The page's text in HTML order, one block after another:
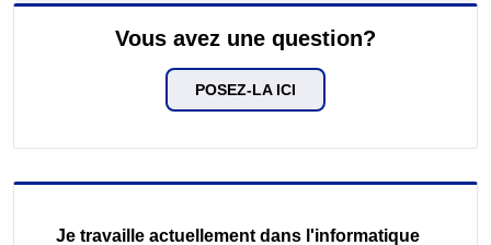
Vous avez une question?
POSEZ-LA ICI
Je travaille actuellement dans l'informatique